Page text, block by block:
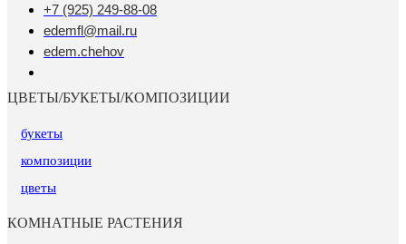
+7 (925) 249-88-08
edemfl@mail.ru
edem.chehov
ЦВЕТЫ/БУКЕТЫ/КОМПОЗИЦИИ
букеты
композиции
цветы
КОМНАТНЫЕ РАСТЕНИЯ